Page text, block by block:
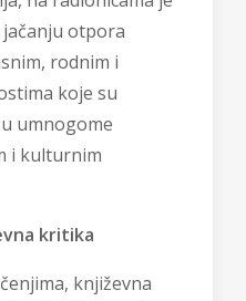
otpora
rodnim i
koje su
umnogome
i kulturnim
kritika
književna